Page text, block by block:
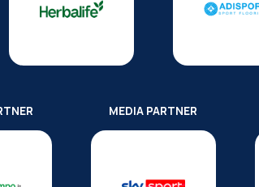
MEDIA PARTNER